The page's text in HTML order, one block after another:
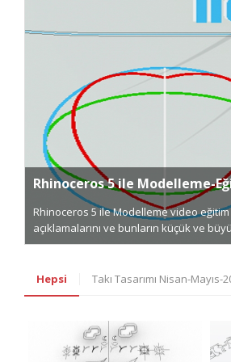
Rhinoceros 5 ile Modelleme-
Rhinoceros 5 ile Modelleme video eğitim
açıklamalarını ve bunların küçük ve
Hepsi Takı Tasarımı Nisan-Mayıs-